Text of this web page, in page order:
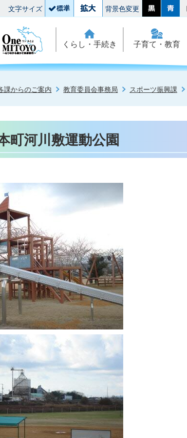
文字サイズ 背景色変更
くらし・手続き 子育て・教育
課からのご案内 教育委員会事務局 スポーツ振興課
町河川敷運動公園